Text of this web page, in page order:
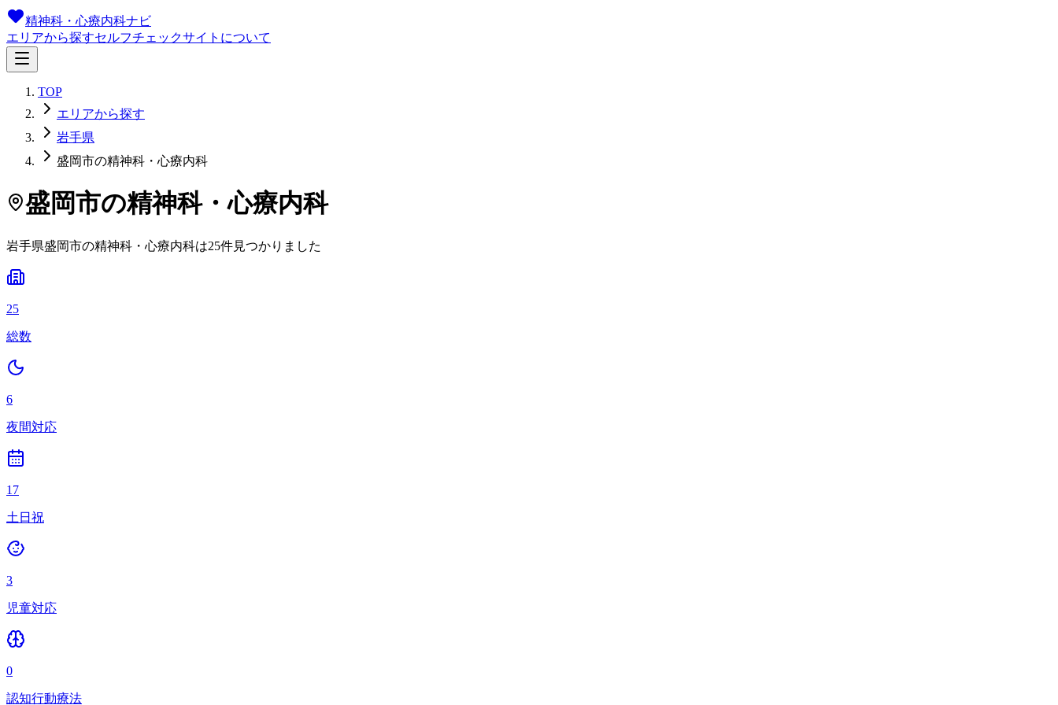
精神科・心療内科ナビ
エリアから探すセルフチェックサイトについて
TOP
エリアから探す
岩手県
盛岡市の精神科・心療内科
盛岡市の精神科・心療内科
岩手県盛岡市の精神科・心療内科は25件見つかりました
25
総数
6
夜間対応
17
土日祝
3
児童対応
0
認知行動療法